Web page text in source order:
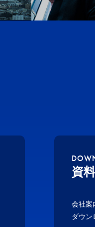
資
会社案
ダウン